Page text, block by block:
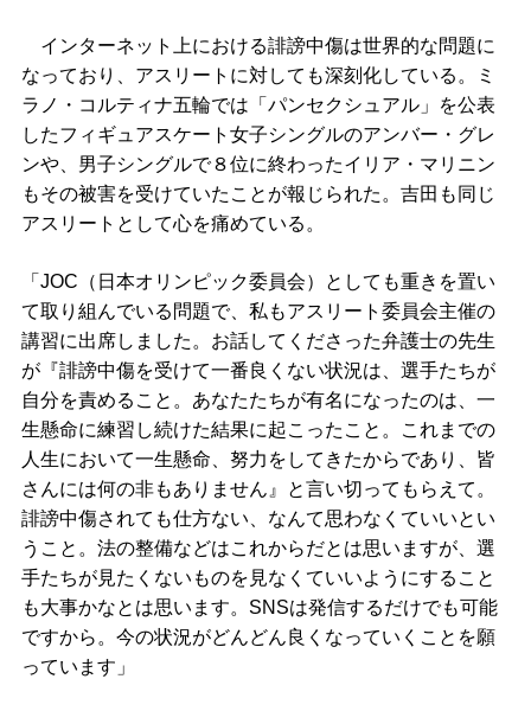
インターネット上における誹謗中傷は世界的な問題に
なっており、アスリートに対しても深刻化している。ミ
ラノ・コルティナ五輪では「パンセクシュアル」を公表
したフィギュアスケート女子シングルのアンバー・グレ
ンや、男子シングルで８位に終わったイリア・マリニン
もその被害を受けていたことが報じられた。吉田も同じ
アスリートとして心を痛めている。
「JOC（日本オリンピック委員会）としても重きを置い
て取り組んでいる問題で、私もアスリート委員会主催の
講習に出席しました。お話してくださった弁護士の先生
が『誹謗中傷を受けて一番良くない状況は、選手たちが
自分を責めること。あなたたちが有名になったのは、一
生懸命に練習し続けた結果に起こったこと。これまでの
人生において一生懸命、努力をしてきたからであり、皆
さんには何の非もありません』と言い切ってもらえて。
誹謗中傷されても仕方ない、なんて思わなくていいとい
うこと。法の整備などはこれからだとは思いますが、選
手たちが見たくないものを見なくていいようにすること
も大事かなとは思います。SNSは発信するだけでも可能
ですから。今の状況がどんどん良くなっていくことを願
っています」